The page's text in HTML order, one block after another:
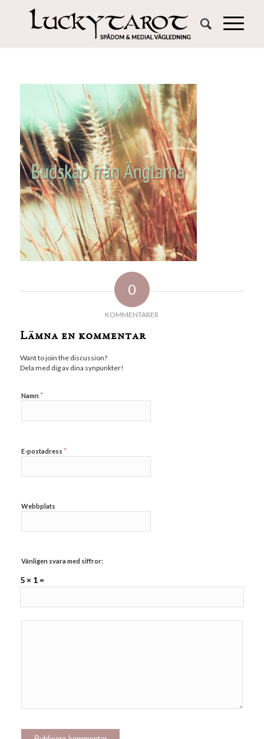
0
KOMMENTARER
Lämna en kommentar
Want to join the discussion?
Dela med dig av dina synpunkter!
Namn *
E-postadress *
Webbplats
Vänligen svara med siffror:
5 × 1 =